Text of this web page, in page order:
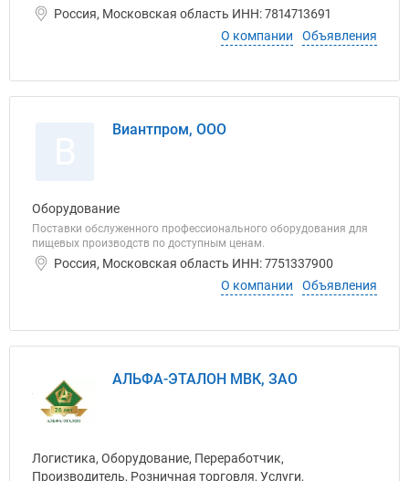
Россия, Московская область ИНН: 7814713691
О компании
Объявления
Виантпром, ООО
Оборудование
Поставки обслуженного профессионального оборудования для
пищевых производств по доступным ценам.
Россия, Московская область ИНН: 7751337900
О компании
Объявления
АЛЬФА-ЭТАЛОН МВК, ЗАО
Логистика, Оборудование, Переработчик,
Производитель, Розничная торговля, Услуги,